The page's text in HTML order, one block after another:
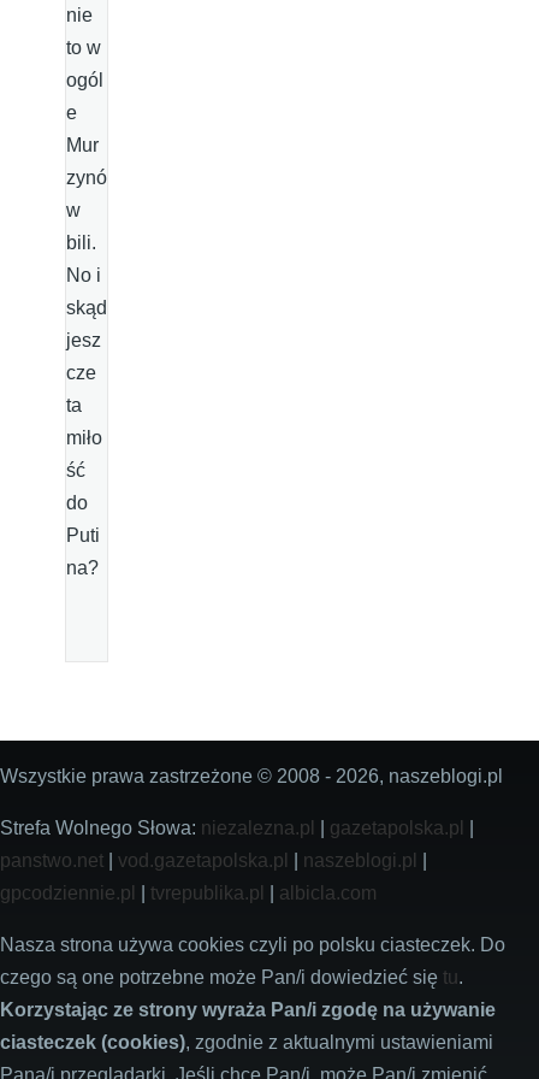
nie
to w
ogól
e
Mur
zynó
w
bili.
No i
skąd
jesz
cze
ta
miło
ść
do
Puti
na?
Wszystkie prawa zastrzeżone © 2008 - 2026, naszeblogi.pl
Strefa Wolnego Słowa: niezalezna.pl gazetapolska.pl
panstwo.net
vod.gazetapolska.pl naszeblogi.pl
gpcodziennie.pl
tvrepublika.pl albicla.com
Nasza strona używa cookies czyli po polsku ciasteczek. Do
czego są one potrzebne może Pan/i dowiedzieć się tu.
Korzystając ze strony wyraża Pan/i zgodę na używanie
ciasteczek (cookies), zgodnie z aktualnymi ustawieniami